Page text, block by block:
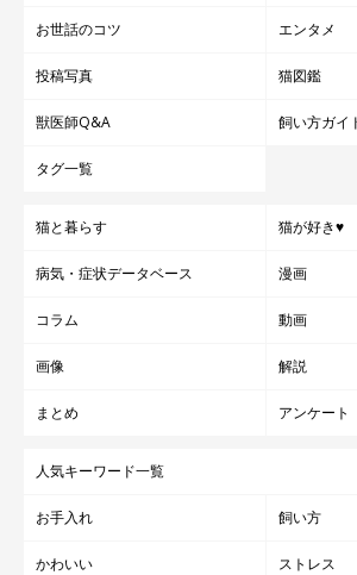
寝る前、キャットタワーにいた愛猫・シ
ると後ろ足がピタリと揃った不思議な姿
夫に寄り添い、心を許したよ
かも』って時の顔がたまらん可愛さ」と
の上に乗って甘えている愛猫・シャオく
瞬間をおさめていたのだとか。
写真提供・取材協力／
さん／X（
※この記事は投稿者さまに取材し、了承の
2024年6月時点の情報であり、現在と異なる
お世話のコツ エンタメ
投稿写真 猫図鑑
獣医師Q&A 飼い方ガイ
タグ一覧
猫と暮らす 猫が好き♥
病気・症状データベース 漫画
コラム 動画
画像 解説
まとめ アンケート
人気キーワード一覧
お手入れ 飼い方
かわいい ストレス